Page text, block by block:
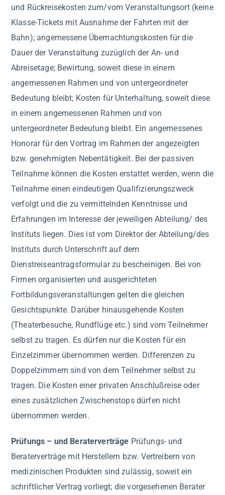
und Rückreisekosten zum/vom Veranstaltungsort (keine
Klasse-Tickets mit Ausnahme der Fahrten mit der
Bahn); angemessene Übernachtungskosten für die
Dauer der Veranstaltung zuzüglich der An- und
Abreisetage; Bewirtung, soweit diese in einem
angemessenen Rahmen und von untergeordneter
Bedeutung bleibt; Kosten für Unterhaltung, soweit diese
in einem angemessenen Rahmen und von
untergeordneter Bedeutung bleibt. Ein angemessenes
Honorar für den Vortrag im Rahmen der angezeigten
bzw. genehmigten Nebentätigkeit. Bei der passiven
Teilnahme können die Kosten erstattet werden, wenn die
Teilnahme einen eindeutigen Qualifizierungszweck
verfolgt und die zu vermittelnden Kenntnisse und
Erfahrungen im Interesse der jeweiligen Abteilung/ des
Instituts liegen. Dies ist vom Direktor der Abteilung/des
Instituts durch Unterschrift auf dem
Dienstreiseantragsformular zu bescheinigen. Bei von
Firmen organisierten und ausgerichteten
Fortbildungsveranstaltungen gelten die gleichen
Gesichtspunkte. Darüber hinausgehende Kosten
(Theaterbesuche, Rundflüge etc.) sind vom Teilnehmer
selbst zu tragen. Es dürfen nur die Kosten für ein
Einzelzimmer übernommen werden. Differenzen zu
Doppelzimmern sind von dem Teilnehmer selbst zu
tragen. Die Kosten einer privaten Anschlußreise oder
eines zusätzlichen Zwischenstops dürfen nicht
übernommen werden.
Prüfungs – und Beraterverträge Prüfungs- und
Beraterverträge mit Herstellern bzw. Vertreibern von
medizinischen Produkten sind zulässig, soweit ein
schriftlicher Vertrag vorliegt; die vorgesehenen Berater